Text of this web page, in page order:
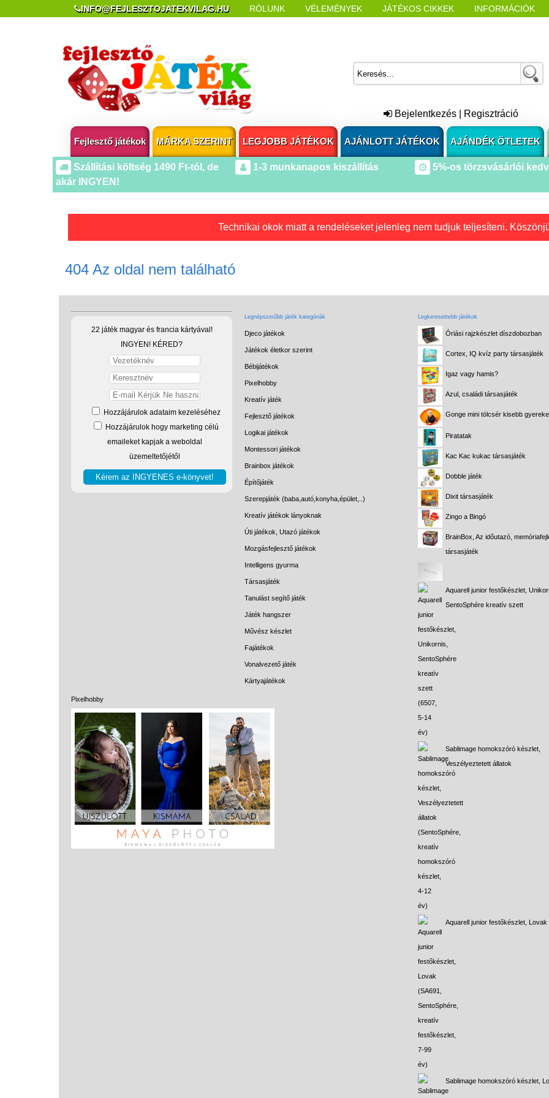
INFO@FEJLESZTOJATEKVILAG.HU RÓLUNK VÉLEMÉNYEK JÁTÉKOS CIKKEK INFORMÁCIÓK
Bejelentkezés Regisztráció
Fejlesztő játékok MÁRKA SZERINT LEGJOBB JÁTÉKOK AJÁNLOTT JÁTÉKOK AJÁNDÉK ÖTLETEK
Szállítási költség 1490 Ft-tól, de
akár INGYEN!
1-3 munkanapos kiszállítás 5%-os törzsvásárlói
Technikai okok miatt a rendeléseket jelenleg nem tudjuk teljesíteni.
404 Az oldal nem található
22 játék magyar és francia kártyával!
INGYEN! KÉRED?
Hozzájárulok adataim kezeléséhez
Hozzájárulok hogy marketing célú
emaileket kapjak a weboldal
üzemeltetőjétől
Pixelhobby
Legnépszerűbb játék kategóriák
Djeco játékok
Játékok életkor szerint
Bébijátékok
Pixelhobby
Kreatív játék
Fejlesztő játékok
Logikai játékok
Montessori játékok
Brainbox játékok
Építőjáték
Szerepjáték (baba,autó,konyha,épület,..)
Kreatív játékok lányoknak
Úti játékok, Utazó játékok
Mozgásfejlesztő játékok
Intelligens gyurma
Társasjáték
Tanulást segítő játék
Játék hangszer
Művész készlet
Fajátékok
Vonalvezető játék
Kártyajátékok
Legkeresettebb játékok
Óriási rajzkészlet díszdobozban
Cortex, IQ kvíz party társasjáték
Igaz vagy hamis?
Azul, családi társasjáték
Gonge mini tölcsér kisebb
Piratatak
Kac Kac kukac társasjáték
Dobble játék
Dixit társasjáték
Zingo a Bingó
BrainBox, Az időutazó,
társasjáték
Aquarell junior festőkészlet,
SentoSphére kreatív szett
Sablimage homokszóró készlet,
Veszélyeztetett állatok
Aquarell junior festőkészlet, Lovak
Sablimage homokszóró készlet,